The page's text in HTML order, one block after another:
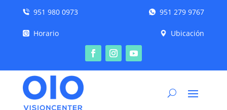
951 980 0973 951 279 9767
Horario Ubicación